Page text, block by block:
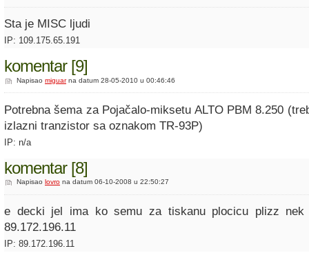
Sta je MISC ljudi
IP: 109.175.65.191
komentar [9]
Napisao miguarna datum 28-05-2010 u 00:46:46
Potrebna šema za Pojačalo-miksetu ALTO PBM 8.250
izlazni tranzistor sa oznakom TR-93P)
IP: n/a
komentar [8]
Napisao lovro na datum 06-10-2008 u 22:50:27
e decki jel ima ko semu za tiskanu plocicu plizz nek
89.172.196.11
IP: 89.172.196.11